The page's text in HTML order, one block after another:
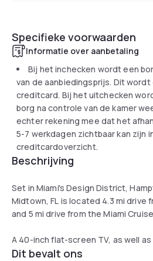
Specifieke voorwaarden
Informatie over aanbetaling
Bij het inchecken wordt een
van de aanbiedingsprijs. Dit
creditcard. Bij het uitchecken
borg na controle van de kamer
echter rekening mee dat het
5-7 werkdagen zichtbaar kan zijn
creditcardoverzicht.
Beschrijving
Set in Miami's Design District,
Midtown, FL is located 4.3 mi drive
and 5 mi drive from the Miami
A 40-inch flat-screen TV, as well
ergonomic chair, is provided. A
Dit bevalt ons